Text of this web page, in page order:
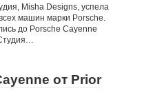
Misha Designs, успела
машин марки Porsche.
до Porsche Cayenne
от Prior